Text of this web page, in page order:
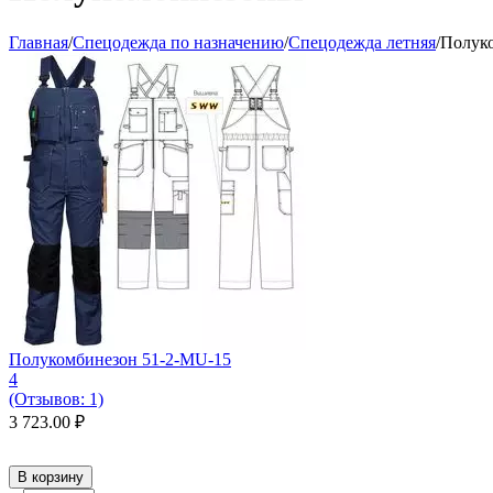
Главная/Спецодежда по назначению/Спецодежда летняя/
Полукомбинезон 51-2-MU-15
4
(Отзывов: 1)
3 723.00 ₽
В корзину